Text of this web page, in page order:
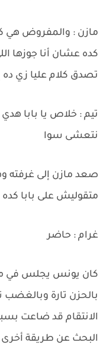
مازن : والمفروض هي
تصدق كلام عليا زي ده
تيم : خلاص يا بابا
نتعشى سوا
صعد مازن إلى غرفته
متقوليش على بابا كده
غرام : حاضر
كان يونس يجلس في
بالحزن تارة
الانتقام قد ضاعت
البحث عن طريقة